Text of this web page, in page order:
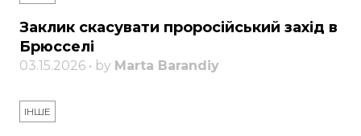
Заклик скасувати проросійський захід в
Брюсселі
03.15.2026 • by Marta Barandiy
ІНШЕ